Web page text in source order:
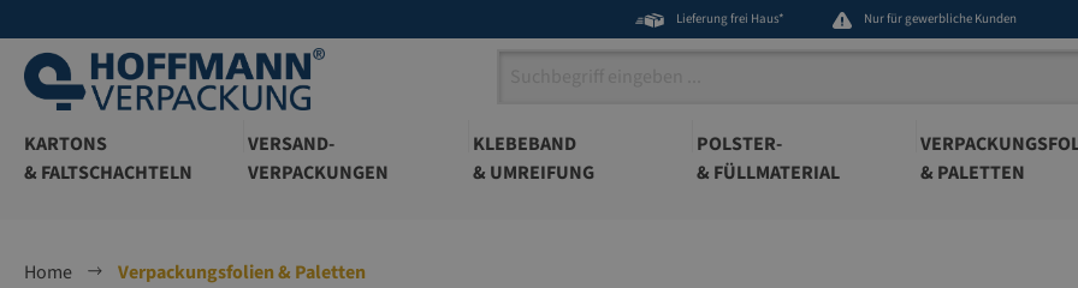
Lieferung frei Haus* Nur für gewerbliche Kunden
KARTONS
& FALTSCHACHTELN
VERSAND-
VERPACKUNGEN
KLEBEBAND
& UMREIFUNG
POLSTER-
& FÜLLMATERIAL
& PALETTEN
Home
Verpackungsfolien & Paletten